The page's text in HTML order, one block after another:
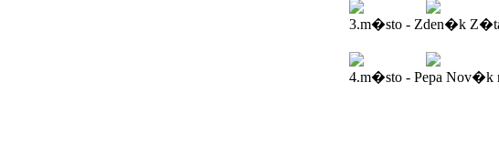
3.m�sto - Zden�k Z�ta
4.m�sto - Pepa Nov�k